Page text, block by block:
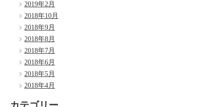
2019年2月
2018年10月
2018年9月
2018年8月
2018年7月
2018年6月
2018年5月
2018年4月